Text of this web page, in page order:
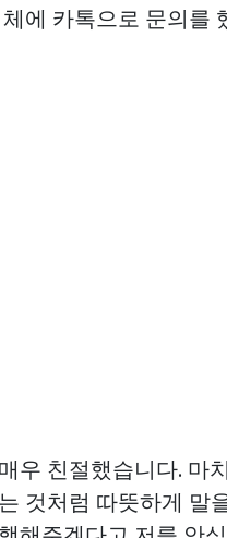
에 카톡으로 문의를
우 친절했습니다. 마
것처럼 따뜻하게 말